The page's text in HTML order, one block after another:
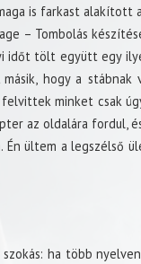
is farkast alakított
– Tombolás
időt tölt együtt egy
hogy a
minket csak
az oldalára fordul,
ültem a legszélső
ha több